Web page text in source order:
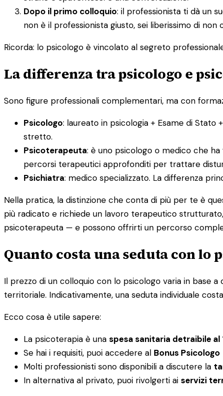
Dopo il primo colloquio: il professionista ti dà un
non è il professionista giusto, sei liberissimo di non
Ricorda: lo psicologo è vincolato al segreto
La differenza tra psicologo e
Sono figure professionali complementari, ma con
Psicologo: laureato in psicologia + Esame di Stato
stretto.
Psicoterapeuta: è uno psicologo o medico che
percorsi terapeutici approfonditi per trattare
Psichiatra: medico specializzato. La differenza
Nella pratica, la distinzione che conta di più per te è
più radicato e richiede un lavoro terapeutico
psicoterapeuta — e possono offrirti un percorso
Quanto costa una seduta con lo
Il prezzo di un colloquio con lo psicologo varia in base
territoriale. Indicativamente, una seduta individuale
Ecco cosa è utile sapere:
La psicoterapia è una spesa sanitaria detraibile al
Se hai i requisiti, puoi accedere al Bonus Psicologo
Molti professionisti sono disponibili a discutere la
In alternativa al privato, puoi rivolgerti ai servizi